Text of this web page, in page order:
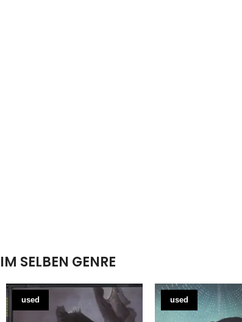
IM SELBEN GENRE
used used